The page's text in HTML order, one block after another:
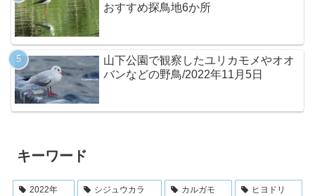
おすすめ探鳥地6か所
山下公園で観察したユリカモメやオオ
バンなどの野鳥/2022年11月5日
キーワード
2022年 シジュウカラ カルガモ ヒヨドリ